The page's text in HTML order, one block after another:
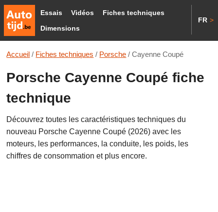
Essais Vidéos
Fiches techniques
Dimensions
FR >
Accueil / Fiches techniques / Porsche / Cayenne Coupé
Porsche Cayenne Coupé fiche
technique
Découvrez toutes les caractéristiques techniques du
nouveau Porsche Cayenne Coupé (2026) avec les
moteurs, les performances, la conduite, les poids, les
chiffres de consommation et plus encore.